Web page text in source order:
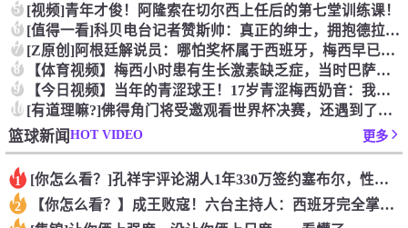
5 [视频]青年才俊！阿隆索在切尔西上任后的第七堂训练课！
6 [值得一看]科贝电台记者赞斯帅：真正的绅士，拥抱德拉富恩特+
7 [Z原创]阿根廷解说员：哪怕奖杯属于西班牙，梅西早已唤醒阿根
8 【体育视频】梅西小时患有生长激素缺乏症，当时巴萨总监看了比赛
9 【今日视频】当年的青涩球王！17岁青涩梅西奶音：我们用节奏把
10 [有道理嘛?]佛得角门将受邀观看世界杯决赛，还遇到了传奇门将
篮球新闻HOT VIDEO 更多
1 [你怎么看？]孔祥宇评论湖人1年330万签约塞布尔，性价比极
2 【你怎么看？】成王败寇！六台主持人：西班牙完全掌控比赛，阿根